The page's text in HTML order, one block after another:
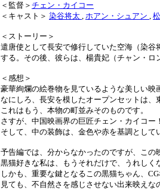
＜監督＞ チェン・カイコー
＜キャスト＞ 染谷将太 , ホアン・シュアン ,
＜ストーリー＞
遣唐使として長安で修行していた空海（染
する。その後、彼らは、楊貴妃（チャン・ロ
＜感想＞
豪華絢爛の絵巻物を見ているような美しい映
なにしろ、長安を模したオープンセットは
これはもう、本物の町並みそのものです。
さすが、中国映画界の巨匠チェン・カイコー
そして、中の装飾は、金色や赤を基調として
予告編では、分からなかったのですが、この
黒猫好きな私は、もうそれだけで、うれし
しかも、重要な鍵となるこの黒猫ちゃん、
見ても、不自然さを感じさせない出来映えな